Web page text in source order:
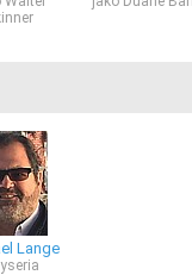
Lange